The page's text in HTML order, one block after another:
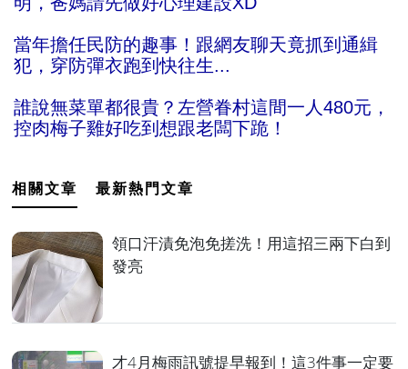
當年擔任民防的趣事！跟網友聊天竟抓到通緝
犯，穿防彈衣跑到快往生...
誰說無菜單都很貴？左營眷村這間一人480元，
控肉梅子雞好吃到想跟老闆下跪！
相關文章 最新熱門文章
領口汗漬免泡免搓洗！用這招三兩下白到
發亮
才4月梅雨訊號提早報到！這3件事一定要